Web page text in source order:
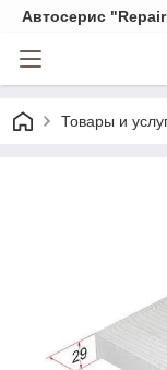
Автосерис
Товары и